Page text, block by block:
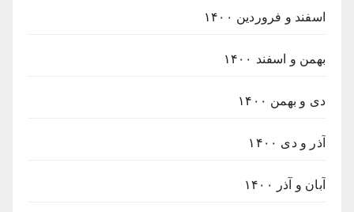
اسفند و فروردین ۱۴۰۰
بهمن و اسفند ۱۴۰۰
دی و بهمن ۱۴۰۰
آذر و دی ۱۴۰۰
آبان و آذر ۱۴۰۰